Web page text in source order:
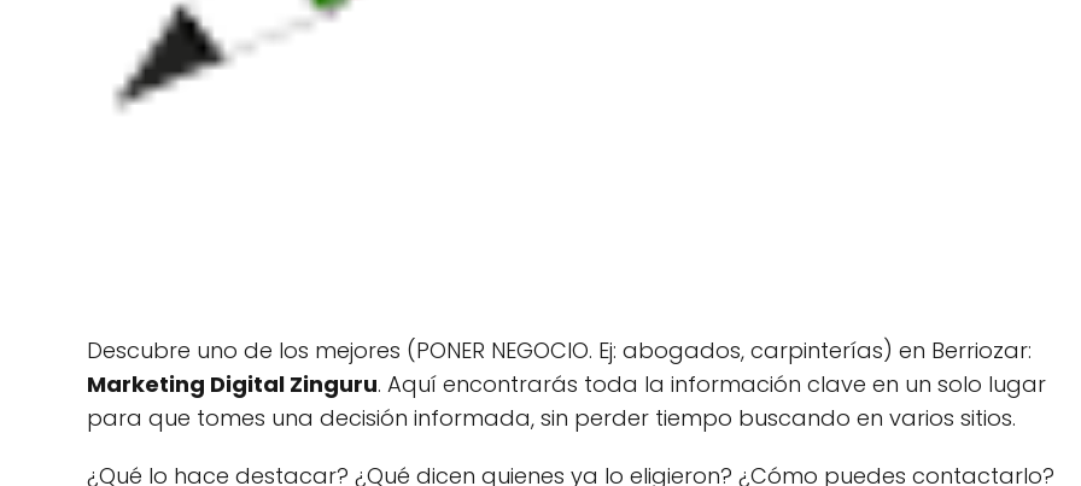
Descubre uno de los mejores (PONER NEGOCIO. Ej: abogados, carpinterías) en Berriozar:
Marketing Digital Zinguru. Aquí encontrarás toda la información clave en un solo lugar
para que tomes una decisión informada, sin perder tiempo buscando en varios sitios.
¿Qué lo hace destacar? ¿Qué dicen quienes ya lo eligieron? ¿Cómo puedes contactarlo?